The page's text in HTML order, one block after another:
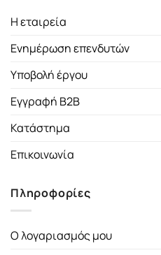
Η εταιρεία
Ενημέρωση επενδυτών
Υποβολή έργου
Εγγραφή B2B
Κατάστημα
Επικοινωνία
Πληροφορίες
Ο λογαριασμός μου